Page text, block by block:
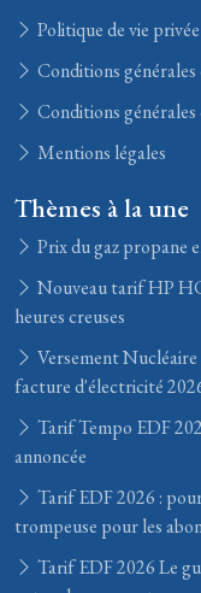
Politique de vie privée
Conditions générales
Conditions
Mentions légales
Thèmes à la une
Prix du gaz propane
Nouveau tarif HP
heures creuses
Versement Nucléaire
facture d'électricité
Tarif Tempo EDF
annoncée
Tarif EDF 2026 :
trompeuse pour les
Tarif EDF 2026 Le